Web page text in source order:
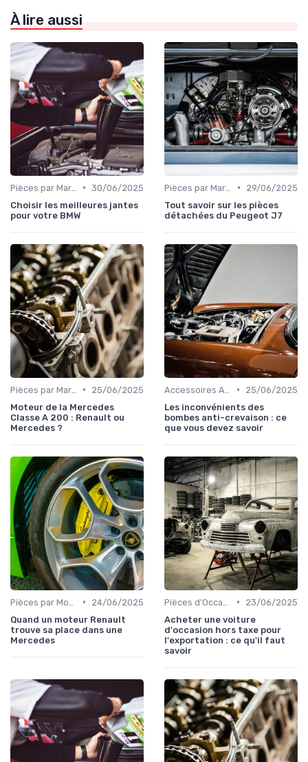
À lire aussi
• 30/06/2025
Choisir les meilleures jantes
pour votre BMW
•
29/06/2025
Tout savoir sur les pièces
détachées du Peugeot J7
•
25/06/2025
Moteur de la Mercedes
Classe A 200 : Renault ou
Mercedes ?
•
25/06/2025
Les inconvénients des
bombes anti-crevaison : ce
que vous devez savoir
•
24/06/2025
Quand un moteur Renault
trouve sa place dans une
Mercedes
•
23/06/2025
Acheter une voiture
d'occasion hors taxe pour
l'exportation : ce qu'il faut
savoir